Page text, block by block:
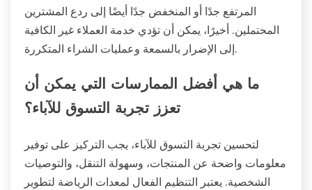
المرتفع جدًا أو المنخفض جدًا أيضًا إلى ردع المشترين
المحتملين. أخيرًا، يمكن أن تؤدي خدمة العملاء غير الكافية
إلى الإضرار بالسمعة وعمليات الشراء المتكررة.
ما هي أفضل الممارسات التي يمكن أن
تعزز تجربة التسوق للآباء؟
لتحسين تجربة التسوق للآباء، يجب التركيز على توفير
معلومات واضحة عن المنتجات، وسهولة التنقل، والتوصيات
الشخصية. يعتبر التنظيم الفعال لمعدات الرياضة لتطوير